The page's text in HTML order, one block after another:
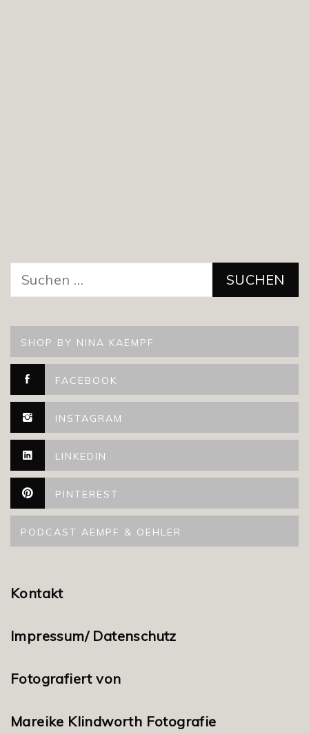
nach:
SHOP BY NINA KAEMPF
FACEBOOK
INSTAGRAM
LINKEDIN
PINTEREST
PODCAST AEMPF & OEHLER
Kontakt
Impressum/ Datenschutz
Fotografiert von
Mareike Klindworth Fotografie